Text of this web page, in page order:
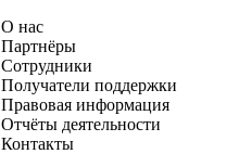
О нас
Партнёры
Сотрудники
Получатели поддержки
Правовая информация
Отчёты деятельности
Контакты